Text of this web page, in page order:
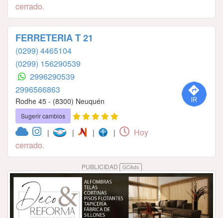
cerrado.
FERRETERIA T 21
(0299) 4465104
(0299) 156290539
2996290539
2996566863
Rodhe 45 - (8300) Neuquén
Sugerir cambios
| | | |
Hoy
cerrado.
PUBLICIDAD GCAds